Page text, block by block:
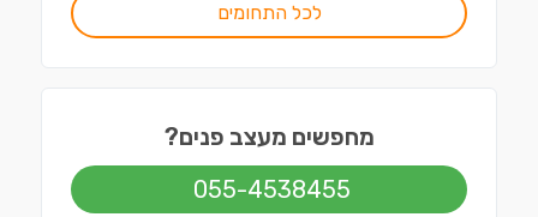
לכל התחומים
מחפשים מעצב פנים?
055-4538455